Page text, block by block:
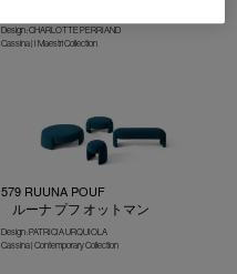
Design : CHARLOTTE PERRIAND
Cassina | I Maestri Collection
579 RUUNA POUF
ルーナ プフ オットマン
Design : PATRICIA URQUIOLA
Cassina | Contemporary Collection